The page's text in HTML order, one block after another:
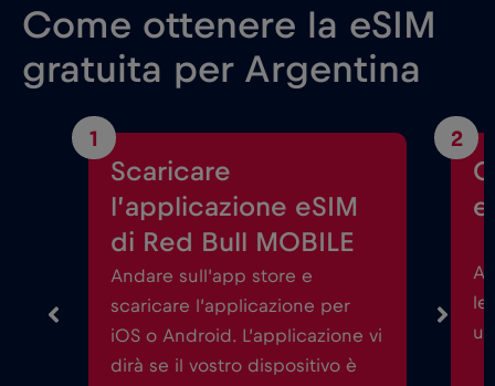
Come ottenere la eSIM
gratuita per Argentina
1
Scaricare
l’applicazione eSIM
di Red Bull MOBILE
Andare sull’app store e
scaricare l’applicazione per
iOS o Android. L’applicazione vi
dirà se il vostro dispositivo è
2
le